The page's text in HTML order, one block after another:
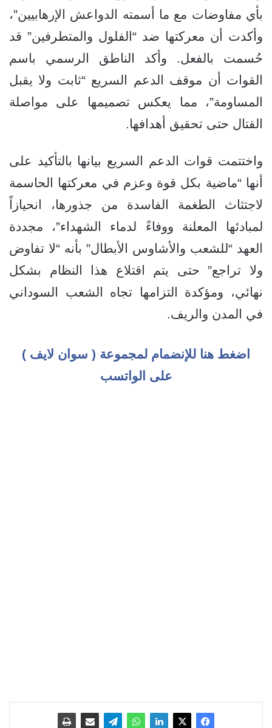
بأي مفاوضات مع ما أسمته الدواعش الإرهابيين”،
وأكدت أن معركتها ضد “الفلول والمتطرفين” قد
حُسمت بالفعل. وأكد الناطق الرسمي باسم
القوات أن موقف الدعم السريع “ثابت ولا يقبل
المساومة”، مما يعكس تصميمها على مواصلة
القتال حتى تحقيق أهدافها.
واختتمت قوات الدعم السريع بيانها بالتأكيد على
أنها “ماضية بكل قوة وعزم في معركتها الحاسمة
لاجتثاث الطغمة الفاسدة من جذورها، انحيازاً
لمبادئها المعلنة ووفاءً لدماء الشهداء”، مجددة
العهد “للشعب والأشاوس الأبطال” بأنه “لا تفاوض
ولا تراجع” حتى يتم اقتلاع هذا النظام بشكل
نهائي، ومؤكدة التزامها تجاه الشعب السوداني
في المدن والريف.
اضغط هنا للإنضمام لمجموعة ( سوان لايف )
على الواتسب